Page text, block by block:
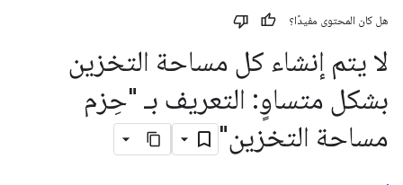
هل كان المحتوى مفيدًا؟
لا يتم إنشاء كل مساحة التخزين
بشكل متساوٍ: التعريف بـ "حِزم
مساحة التخزين"